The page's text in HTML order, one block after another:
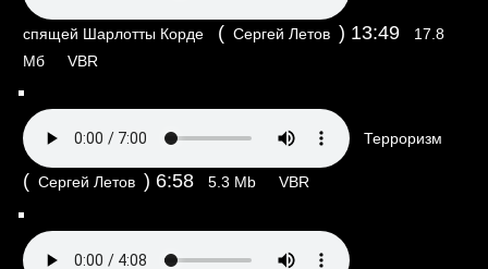
спящей Шарлотты Корде ( Сергей Летов ) 13:49
17.8
Мб
VBR
Терроризм
( Сергей Летов ) 6:58 5.3 Mb VBR